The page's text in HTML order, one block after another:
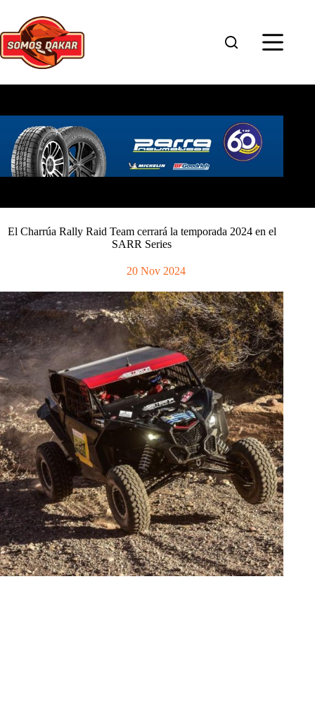
contenido
El Charrúa Rally Raid Team cerrará la temporada 2024 en el
SARR Series
20 Nov 2024